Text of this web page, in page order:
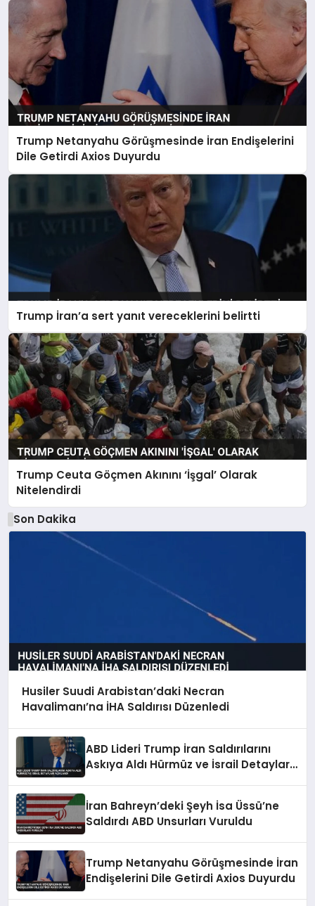
Trump Netanyahu Görüşmesinde İran Endişelerini
Dile Getirdi Axios Duyurdu
Trump İran’a sert yanıt vereceklerini belirtti
Trump Ceuta Göçmen Akınını ‘İşgal’ Olarak
Nitelendirdi
Son Dakika
Husiler Suudi Arabistan’daki Necran
Havalimanı’na İHA Saldırısı Düzenledi
ABD Lideri Trump İran Saldırılarını
Askıya Aldı Hürmüz ve İsrail Detayları
İran Bahreyn’deki Şeyh İsa Üssü’ne
Saldırdı ABD Unsurları Vuruldu
Trump Netanyahu Görüşmesinde İran
Endişelerini Dile Getirdi Axios Duyurdu